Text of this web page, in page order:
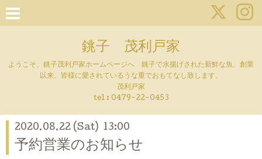
銚子 茂利戸家
ようこそ、銚子茂利戸家ホームページへ 銚子で水揚げされた新鮮な魚、創業
以来、皆様に愛されているうな重でおもてなし致します。
茂利戸家
tel : 0479-22-0453
2020.08.22 (Sat) 13:00
予約営業のお知らせ